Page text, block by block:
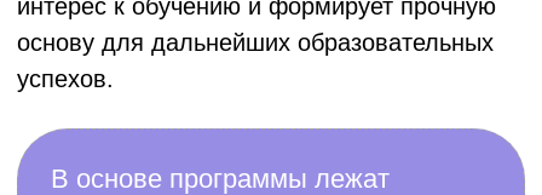
Реализуется согласно федеральному
стандарту (ФГОС)
Наш манифест